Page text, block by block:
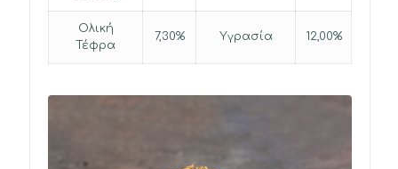
Ολική
Τέφρα
7,30% Υγρασία 12,00%